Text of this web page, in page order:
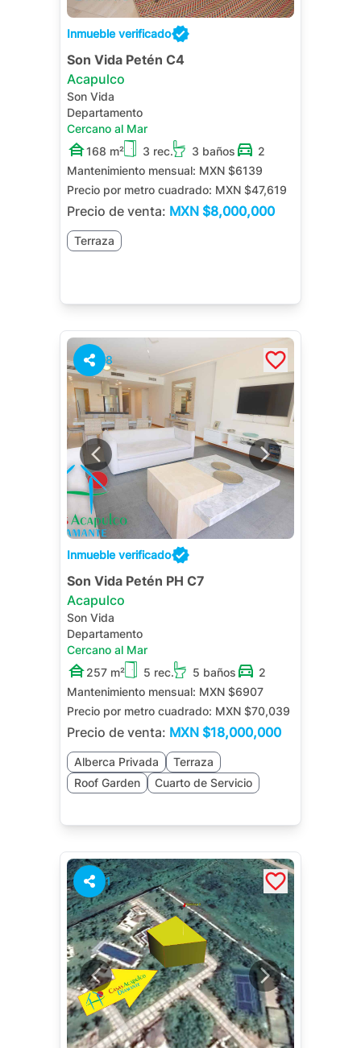
Inmueble verificado
Son Vida Petén C4
Acapulco
Son Vida
Departamento
Cercano al Mar
168 m²
3 rec. 3 baños
2
Mantenimiento mensual: MXN $6139
Precio por metro cuadrado: MXN $47,619
Precio de venta: MXN $8,000,000
Terraza
8
Inmueble verificado
Son Vida Petén PH C7
Acapulco
Son Vida
Departamento
Cercano al Mar
257 m²
5 rec. 5 baños
2
Mantenimiento mensual: MXN $6907
Precio por metro cuadrado: MXN $70,039
Precio de venta: MXN $18,000,000
Alberca Privada
Terraza
Roof Garden
Cuarto de Servicio
1